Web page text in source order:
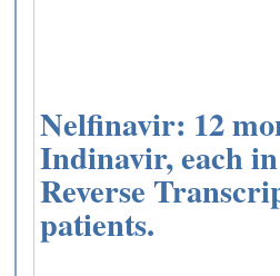
Nelfinavir: 12
Indinavir, each
Reverse
patients.